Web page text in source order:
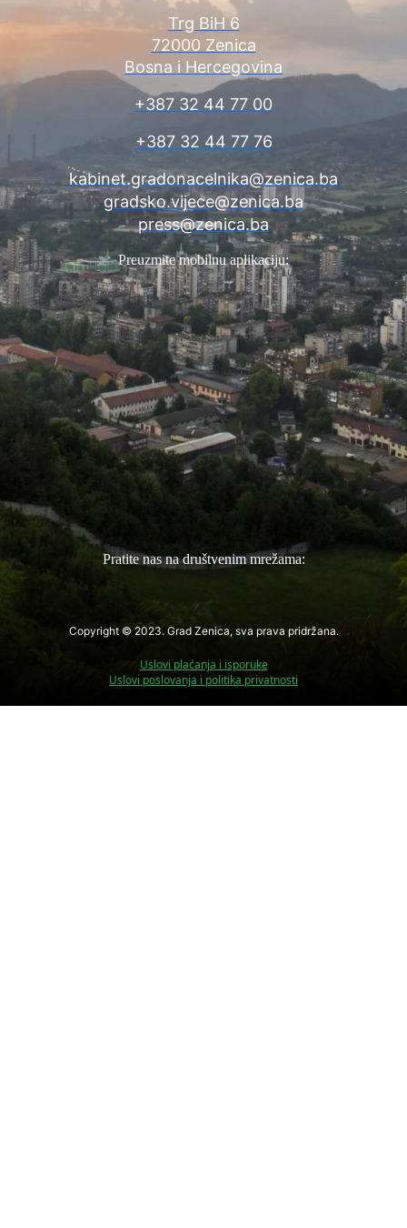
Trg BiH 6
72000 Zenica
Bosna i Hercegovina
+387 32 44 77 00
+387 32 44 77 76
kabinet.gradonacelnika@zenica.ba
gradsko.vijece@zenica.ba
press@zenica.ba
Preuzmite mobilnu aplikaciju:
Pratite nas na društvenim mrežama:
Copyright © 2023. Grad Zenica, sva prava pridržana.
Uslovi plaćanja i isporuke
Uslovi poslovanja i politika privatnosti